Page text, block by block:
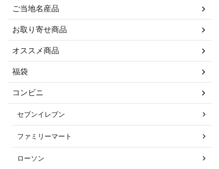
ご当地名産品
お取り寄せ商品
オススメ商品
福袋
コンビニ
セブンイレブン
ファミリーマート
ローソン